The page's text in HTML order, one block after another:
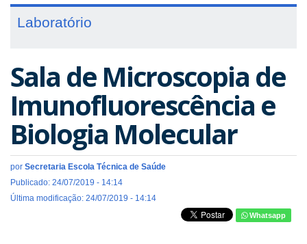
Laboratório
Sala de Microscopia de
Imunofluorescência e
Biologia Molecular
por Secretaria Escola Técnica de Saúde
Publicado: 24/07/2019 - 14:14
Última modificação: 24/07/2019 - 14:14
Whatsapp